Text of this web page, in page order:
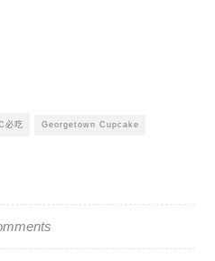
必吃 Georgetown Cupcake